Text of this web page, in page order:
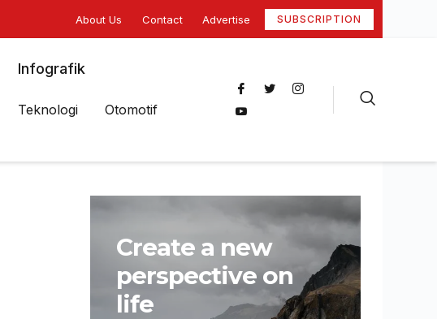
About Us Contact Advertise SUBSCRIPTION
Infografik
Teknologi
Otomotif
Create a new
perspective on
life